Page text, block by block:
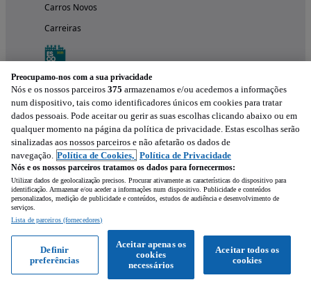
Carros Novos
Carreiras
Experimenta a aplicação
Preocupamo-nos com a sua privacidade
Nós e os nossos parceiros 375 armazenamos e/ou acedemos a informações
num dispositivo, tais como identificadores únicos em cookies para tratar
dados pessoais. Pode aceitar ou gerir as suas escolhas clicando abaixo ou em
qualquer momento na página da política de privacidade. Estas escolhas serão
sinalizadas aos nossos parceiros e não afetarão os dados de
navegação. Política de Cookies, Política de Privacidade
Nós e os nossos parceiros tratamos os dados para fornecermos:
Utilizar dados de geolocalização precisos. Procurar ativamente as características do dispositivo para
identificação. Armazenar e/ou aceder a informações num dispositivo. Publicidade e conteúdos
personalizados, medição de publicidade e conteúdos, estudos de audiência e desenvolvimento de
serviços.
Lista de parceiros (fornecedores)
Aceitar todos os
cookies
Aceitar apenas os
cookies
necessários
Definir
preferências